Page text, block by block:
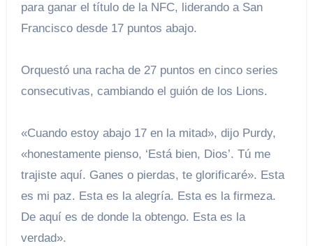
para ganar el título de la NFC, liderando a San
Francisco desde 17 puntos abajo.
Orquestó una racha de 27 puntos en cinco series
consecutivas, cambiando el guión de los Lions.
«Cuando estoy abajo 17 en la mitad», dijo Purdy,
«honestamente pienso, ‘Está bien, Dios’. Tú me
trajiste aquí. Ganes o pierdas, te glorificaré». Esta
es mi paz. Esta es la alegría. Esta es la firmeza.
De aquí es de donde la obtengo. Esta es la
verdad».